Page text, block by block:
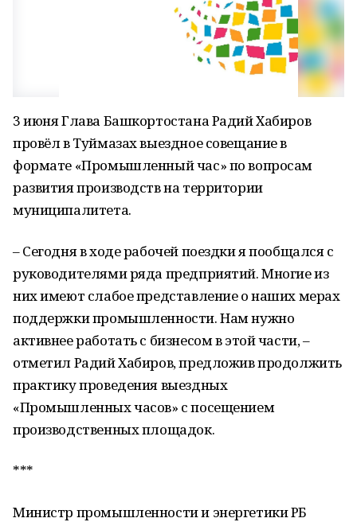
3 июня Глава Башкортостана Радий Хабиров
провёл в Туймазах выездное совещание в
формате «Промышленный час» по вопросам
развития производств на территории
муниципалитета.
– Сегодня в ходе рабочей поездки я пообщался с
руководителями ряда предприятий. Многие из
них имеют слабое представление о наших мерах
поддержки промышленности. Нам нужно
активнее работать с бизнесом в этой части, –
отметил Радий Хабиров, предложив продолжить
практику проведения выездных
«Промышленных часов» с посещением
производственных площадок.
***
Министр промышленности и энергетики РБ